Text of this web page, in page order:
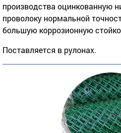
производства оцинкованную
проволоку нормальной
большую коррозионную
Поставляется в рулонах.